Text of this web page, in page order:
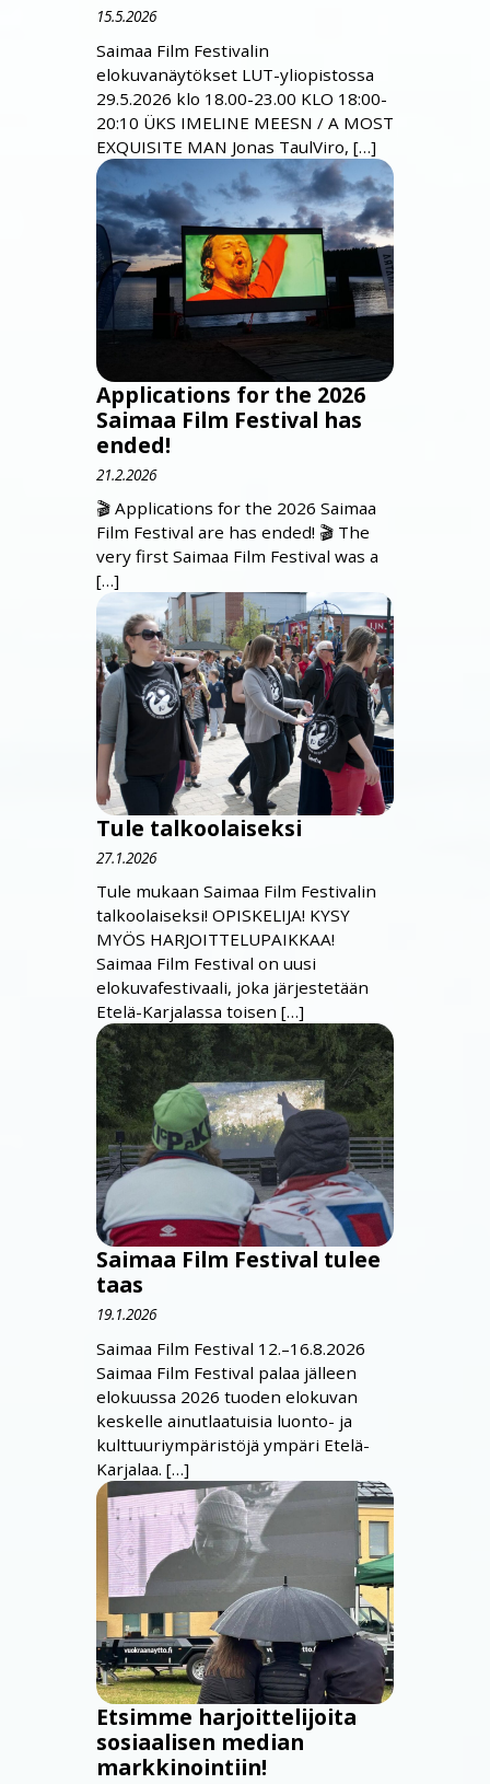
15.5.2026
Saimaa Film Festivalin
elokuvanäytökset LUT-yliopistossa
29.5.2026 klo 18.00-23.00 KLO 18:00-
20:10 ÜKS IMELINE MEESN / A MOST
EXQUISITE MAN Jonas TaulViro, […]
Applications for the 2026
Saimaa Film Festival has
ended!
21.2.2026
🎬 Applications for the 2026 Saimaa
Film Festival are has ended! 🎬 The
very first Saimaa Film Festival was a
[…]
Tule talkoolaiseksi
27.1.2026
Tule mukaan Saimaa Film Festivalin
talkoolaiseksi! OPISKELIJA! KYSY
MYÖS HARJOITTELUPAIKKAA!
Saimaa Film Festival on uusi
elokuvafestivaali, joka järjestetään
Etelä-Karjalassa toisen […]
Saimaa Film Festival tulee
taas
19.1.2026
Saimaa Film Festival 12.–16.8.2026
Saimaa Film Festival palaa jälleen
elokuussa 2026 tuoden elokuvan
keskelle ainutlaatuisia luonto- ja
kulttuuriympäristöjä ympäri Etelä-
Karjalaa. […]
Etsimme harjoittelijoita
sosiaalisen median
markkinointiin!